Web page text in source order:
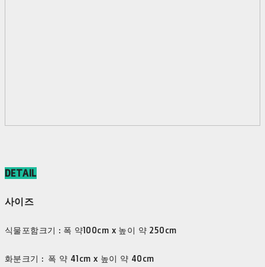
DETAIL
사이즈
식물포함크기 : 폭 약100cm x 높이 약 250cm
화분크기 : 폭 약 41cm x 높이 약 40cm